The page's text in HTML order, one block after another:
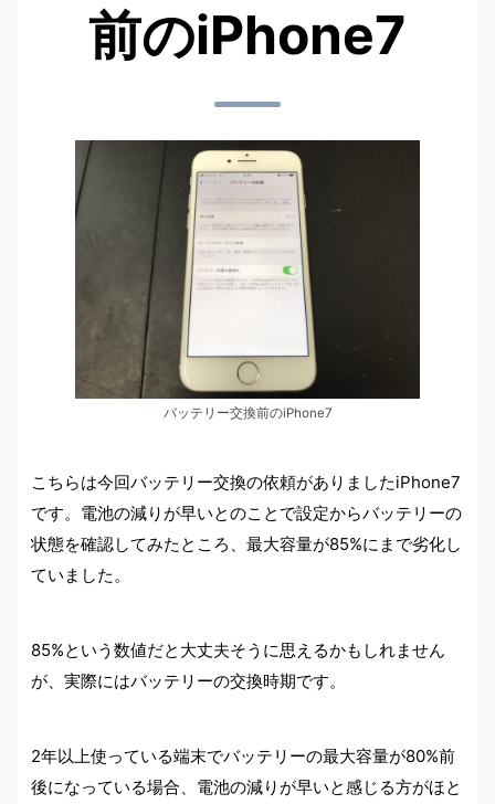
前のiPhone7
バッテリー交換前のiPhone7
こちらは今回バッテリー交換の依頼がありましたiPhone7
です。電池の減りが早いとのことで設定からバッテリーの
状態を確認してみたところ、最大容量が85%にまで劣化し
ていました。
85%という数値だと大丈夫そうに思えるかもしれません
が、実際にはバッテリーの交換時期です。
2年以上使っている端末でバッテリーの最大容量が80%前
後になっている場合、電池の減りが早いと感じる方がほと